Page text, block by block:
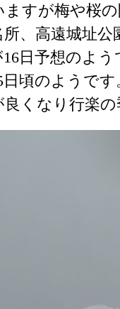
ますが梅や桜
所、高遠城址
16日予想のよ
日頃のようで
良くなり行楽